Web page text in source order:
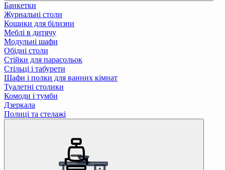
Банкетки
Журнальні столи
Кошики для білизни
Меблі в дитячу
Модульні шафи
Обідні столи
Стійки для парасольок
Стільці і табурети
Шафи і полки для ванних кімнат
Туалетні столики
Комоди і тумби
Дзеркала
Полиці та стелажі